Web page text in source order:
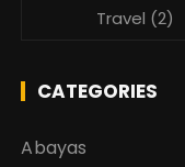
Travel (2)
CATEGORIES
Abayas